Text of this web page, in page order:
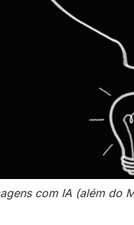
com IA (além do